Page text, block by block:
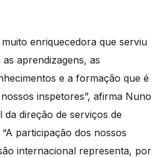
enriquecedora que serviu
aprendizagens, as
e a formação que é
inspetores”, afirma Nuno
da direção de serviços de
participação dos nossos
internacional representa, por